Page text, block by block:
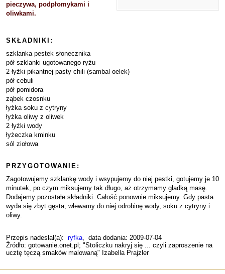
pieczywa, podpłomykami i
oliwkami.
SKŁADNIKI:
szklanka pestek słonecznika
pół szklanki ugotowanego ryżu
2 łyżki pikantnej pasty chili (sambal oelek)
pół cebuli
pół pomidora
ząbek czosnku
łyżka soku z cytryny
łyżka oliwy z oliwek
2 łyżki wody
łyżeczka kminku
sól ziołowa
PRZYGOTOWANIE:
Zagotowujemy szklankę wody i wsypujemy do niej pestki, gotujemy je 10
minutek, po czym miksujemy tak długo, aż otrzymamy gładką masę.
Dodajemy pozostałe składniki. Całość ponownie miksujemy. Gdy pasta
wyda się zbyt gęsta, wlewamy do niej odrobinę wody, soku z cytryny i
oliwy.
Przepis nadesłał(a): ryfka, data dodania: 2009-07-04
Źródło: gotowanie.onet.pl; "Stoliczku nakryj się ... czyli zaproszenie na
ucztę tęczą smaków malowaną" Izabella Prajzler